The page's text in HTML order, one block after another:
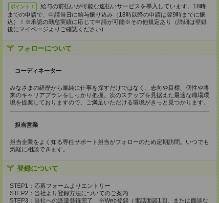
ポイント！
給与の前払いが可能な速払いサービスを導入しています。18時
までの申請で、申請当日に給与振り込み（18時以降の申請は翌9時までに振
込）！※承認の勤怠実績に応じて申請が可能※その他規定あり（詳細は登録
後にマイページよりご確認ください)
フォローについて
コーディネーター
みなさまの経歴から単純に仕事を探すだけではなく、志向や目標、個性や将
来のキャリアプランをしっかり把握。次のステップを見据えた最適な職場環
境を提案しておりますので、ご満足いただける環境がきっと見つかります。
担当営業
担当企業をよく知る専任サポート担当がフォローのため定期訪問。いつでも
気軽に相談できます。
登録について
STEP1：応募フォームよりエントリー
STEP2：当社より登録方法についてのご案内
STEP3：当社への派遣登録完了 ※Web登録（電話面談1回、または面談な